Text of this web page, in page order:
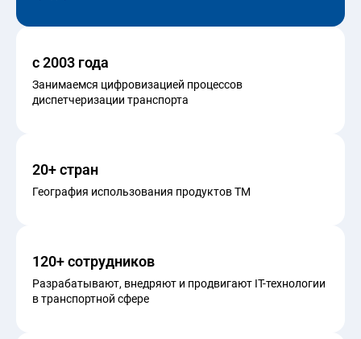
с 2003 года
Занимаемся цифровизацией процессов
диспетчеризации транспорта
20+ стран
География использования продуктов ТМ
120+ сотрудников
Разрабатывают, внедряют и продвигают IT-технологии
в транспортной сфере